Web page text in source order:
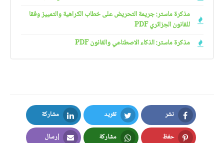
مذكرة ماستر: جريمة التحريض على خطاب الكراهية والتمييز وفقا
للقانون الجزائري PDF
مذكرة ماستر: الذكاء الاصطناعي والقانون PDF
نشر
Facebook
تغريد
Twitter
مشاركة
LinkedIn
حفظ مشاركة إرسال